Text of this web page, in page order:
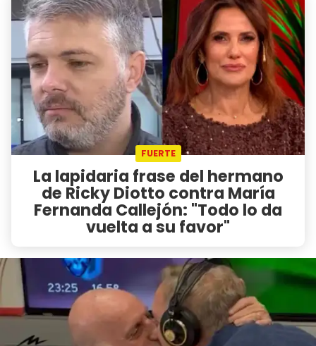
FUERTE
La lapidaria frase del hermano
de Ricky Diotto contra María
Fernanda Callejón: "Todo lo da
vuelta a su favor"